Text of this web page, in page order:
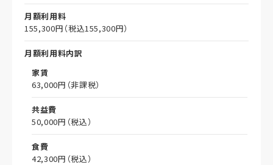
月額利用料
155,300円（税込155,300円）
月額利用料内訳
家賃
63,000円（非課税）
共益費
50,000円（税込）
食費
42,300円（税込）